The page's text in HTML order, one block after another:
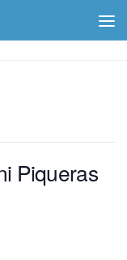
Piqueras